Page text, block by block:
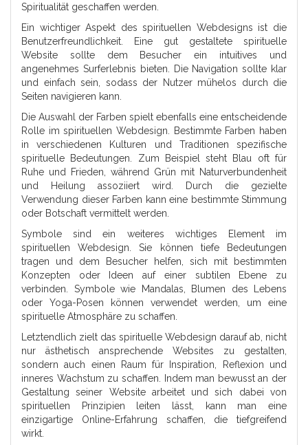
Spiritualität geschaffen werden.
Ein wichtiger Aspekt des spirituellen Webdesigns ist die
Benutzerfreundlichkeit. Eine gut gestaltete spirituelle
Website sollte dem Besucher ein intuitives und
angenehmes Surferlebnis bieten. Die Navigation sollte klar
und einfach sein, sodass der Nutzer mühelos durch die
Seiten navigieren kann.
Die Auswahl der Farben spielt ebenfalls eine entscheidende
Rolle im spirituellen Webdesign. Bestimmte Farben haben
in verschiedenen Kulturen und Traditionen spezifische
spirituelle Bedeutungen. Zum Beispiel steht Blau oft für
Ruhe und Frieden, während Grün mit Naturverbundenheit
und Heilung assoziiert wird. Durch die gezielte
Verwendung dieser Farben kann eine bestimmte Stimmung
oder Botschaft vermittelt werden.
Symbole sind ein weiteres wichtiges Element im
spirituellen Webdesign. Sie können tiefe Bedeutungen
tragen und dem Besucher helfen, sich mit bestimmten
Konzepten oder Ideen auf einer subtilen Ebene zu
verbinden. Symbole wie Mandalas, Blumen des Lebens
oder Yoga-Posen können verwendet werden, um eine
spirituelle Atmosphäre zu schaffen.
Letztendlich zielt das spirituelle Webdesign darauf ab, nicht
nur ästhetisch ansprechende Websites zu gestalten,
sondern auch einen Raum für Inspiration, Reflexion und
inneres Wachstum zu schaffen. Indem man bewusst an der
Gestaltung seiner Website arbeitet und sich dabei von
spirituellen Prinzipien leiten lässt, kann man eine
einzigartige Online-Erfahrung schaffen, die tiefgreifend
wirkt.